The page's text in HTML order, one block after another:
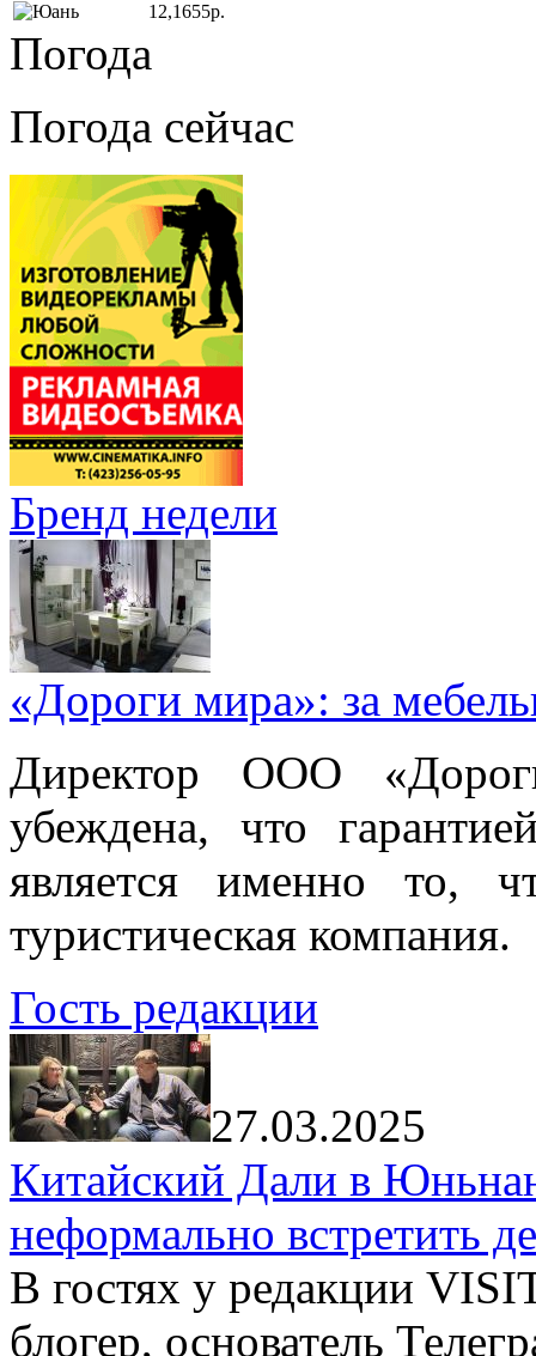
12,1655р.
Погода
Погода сейчас
Бренд недели
«Дороги мира»: за
Директор ООО
убеждена, что
является именно то,
туристическая компания.
Гость редакции
27.03.2025
Китайский Дали в
неформально встретить
В гостях у редакции
блогер, основатель